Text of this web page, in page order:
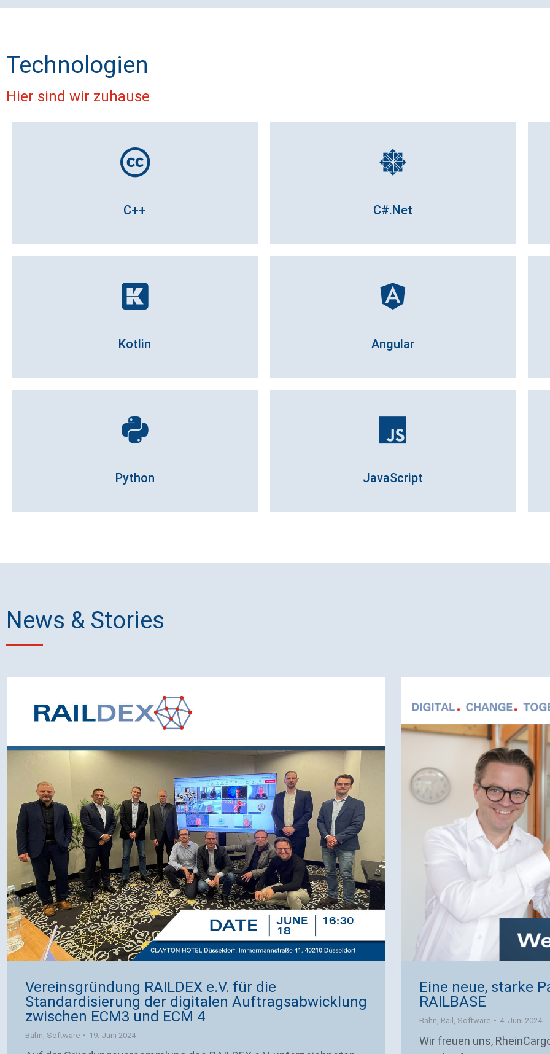
Technologien
Hier sind wir zuhause
C++ C#.Net
Kotlin Angular
Python JavaScript
News & Stories
Vereinsgründung RAILDEX e.V. für die
Standardisierung der digitalen Auftragsabwicklung
zwischen ECM3 und ECM 4
Bahn, Software 19. Juni 2024
Eine neue, starke
RAILBASE
Bahn, Rail , Software 4. Juni 2024
Wir freuen uns,